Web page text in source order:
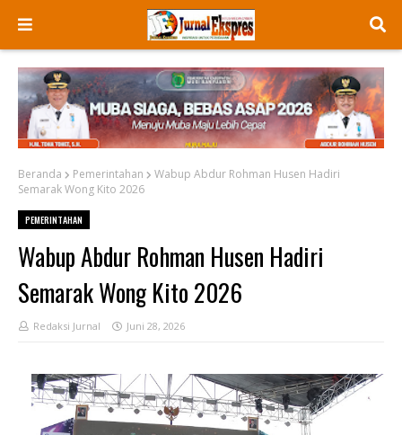
Beranda Pemerintahan
Wabup Abdur Rohman Husen Hadiri
Semarak Wong Kito 2026
PEMERINTAHAN
Wabup Abdur Rohman Husen Hadiri
Semarak Wong Kito 2026
Redaksi Jurnal Juni 28, 2026